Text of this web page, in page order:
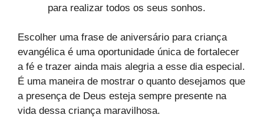
para realizar todos os seus sonhos.
Escolher uma frase de aniversário para criança
evangélica é uma oportunidade única de fortalecer
a fé e trazer ainda mais alegria a esse dia especial.
É uma maneira de mostrar o quanto desejamos que
a presença de Deus esteja sempre presente na
vida dessa criança maravilhosa.